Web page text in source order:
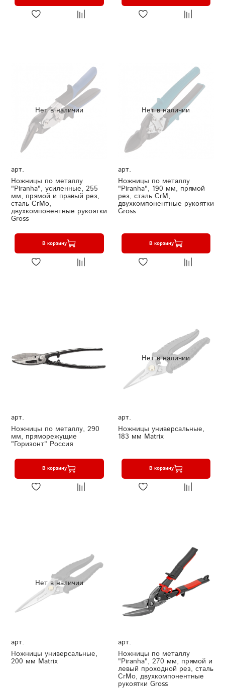
Нет в наличии
арт.
Ножницы по металлу
"Piranha", усиленные, 255
мм, прямой и правый рез,
сталь СrMo,
двухкомпонентные рукоятки
Gross
В корзину
Нет в наличии
арт.
Ножницы по металлу
"Piranha", 190 мм, прямой
рез, сталь СrM,
двухкомпонентные рукоятки
Gross
В корзину
арт.
Ножницы по металлу, 290
мм, пряморежущие
"Горизонт" Россия
В корзину
Нет в наличии
арт.
Ножницы универсальные,
183 мм Matrix
В корзину
Нет в наличии
арт.
Ножницы универсальные,
200 мм Matrix
арт.
Ножницы по металлу
"Piranha", 270 мм, прямой и
левый проходной рез, сталь
СrMo, двухкомпонентные
рукоятки Gross